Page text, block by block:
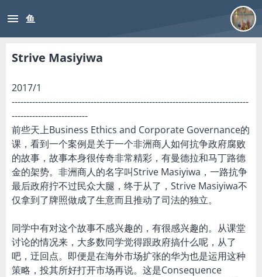
menu 鱼
Strive Masiyiwa
2017/1
---------------------------------------------------------------------------------
--------------------------
前些天上Business Ethics and Corporate Governance的
课，看到一个案例是关于一个非洲商人如何抗争政府腐败
的故事，故事本身很传奇非常精彩，有曼德拉和马丁路德
金的架势。非洲商人的名字叫Strive Masiyiwa，一路抗争
最后政府拧不过民众大腿，终于从了，Strive Masiyiwa不
仅拿到了牌照做成了生意而且推动了司法的独立。
同学中有对这个故事不感兴趣的，有很感兴趣的。从课堂
讨论的情况来，大多数同学觉得跟政府搞什么呢，从了
吧，迂回点。即便是在海外市场扩张的华为也是运用这种
策略，投其所好打开市场再说。这是Consequence